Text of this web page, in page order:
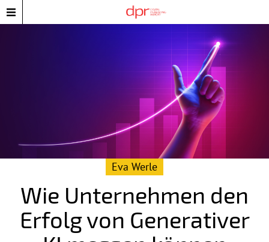
Eva Werle
Wie Unternehmen den
Erfolg von Generativer